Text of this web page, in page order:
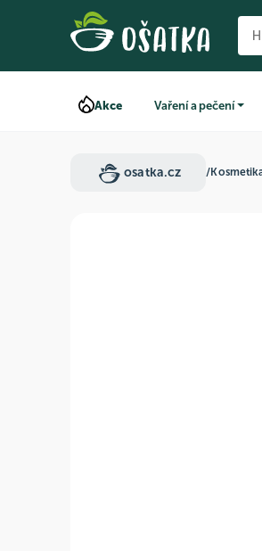
Akce Vaření a pečení
osatka.cz /